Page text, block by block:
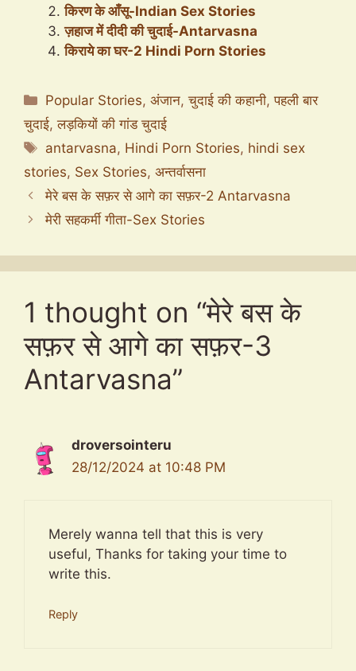
किरण के आँसू-Indian Sex Stories
ज़हाज में दीदी की चुदाई-Antarvasna
किराये का घर-2 Hindi Porn Stories
Categories
Popular Stories,अंजान,चुदाई की कहानी,पहली बार
चुदाई,लड़कियों की गांड चुदाई
Tags
antarvasna, Hindi Porn Stories, hindi sex
stories, Sex Stories, अन्तर्वासना
मेरे बस के सफ़र से आगे का सफ़र-2 Antarvasna
मेरी सहकर्मी गीता-Sex Stories
1 thought on “मेरे बस के
सफ़र से आगे का सफ़र-3
Antarvasna”
droversointeru
28/12/2024 at 10:48 PM
Merely wanna tell that this is very
useful, Thanks for taking your time to
write this.
Reply